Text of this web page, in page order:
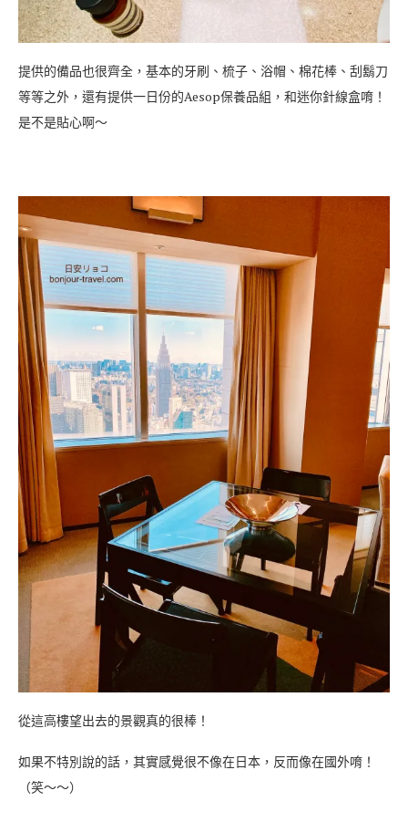
提供的備品也很齊全，基本的牙刷、梳子、浴帽、棉花棒、刮鬍刀
等等之外，還有提供一日份的Aesop保養品組，和迷你針線盒唷！
是不是貼心啊～
從這高樓望出去的景觀真的很棒！
如果不特別說的話，其實感覺很不像在日本，反而像在國外唷！
（笑～～）